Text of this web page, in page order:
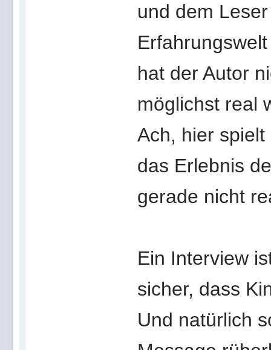
und dem
hat der Autor
möglichst real
Ach, hier
das Erlebnis
gerade nicht
Ein Interview
sicher, dass
Und natürlich